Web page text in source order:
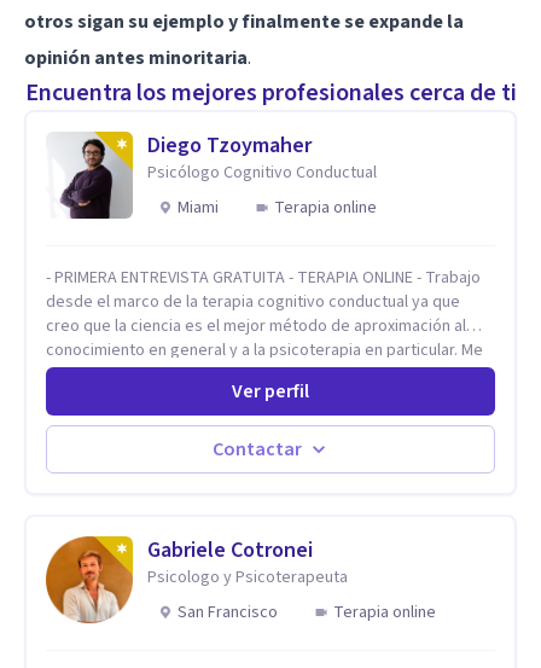
otros sigan su ejemplo y finalmente se expande la
opinión antes minoritaria.
Encuentra los mejores profesionales cerca de ti
Diego Tzoymaher
Psicólogo Cognitivo Conductual
Miami
Terapia online
- PRIMERA ENTREVISTA GRATUITA - TERAPIA ONLINE - Trabajo
desde el marco de la terapia cognitivo conductual ya que
creo que la ciencia es el mejor método de aproximación al
conocimiento en general y a la psicoterapia en particular. Me
interesan los procesos de cambio conductual por los que una
persona pueda alcanzar sus objetivos, transitando,
aceptando y modificando sus patrones cognitivos y
emocionales. Abordo patologías específicas como trastornos
de ansiedad y del ánimo, y también crisis vitales y procesos
Ver perfil
Contactar
Gabriele Cotronei
Psicologo y Psicoterapeuta
San Francisco
Terapia online